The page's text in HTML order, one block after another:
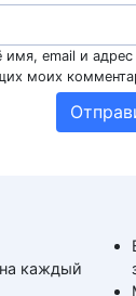
email и адрес
моих
каждый